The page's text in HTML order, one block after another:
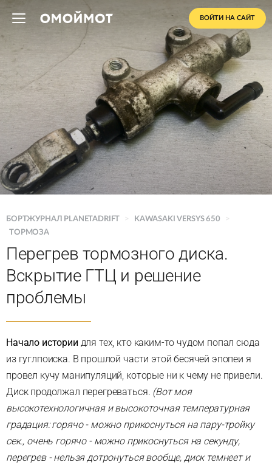
ВОЙТИ НА САЙТ
БОРТЖУРНАЛ PLANETADRIFT > KAWASAKI VERSYS 650
>
ТОРМОЗА
Перегрев тормозного диска.
Вскрытие ГТЦ и решение
проблемы
Начало истории для тех, кто каким-то чудом попал сюда
из гуглпоиска. В прошлой части этой бесячей эпопеи я
провел кучу манипуляций, которые ни к чему не привели.
Диск продолжал перегреваться. (Вот моя
высокотехнологичная и высокоточная температурная
градация: горячо - можно прикоснуться на пару-тройку
сек., очень горячо - можно прикоснуться на секунду,
перегрев - нельзя дотронуться вообще, диск темнеет и